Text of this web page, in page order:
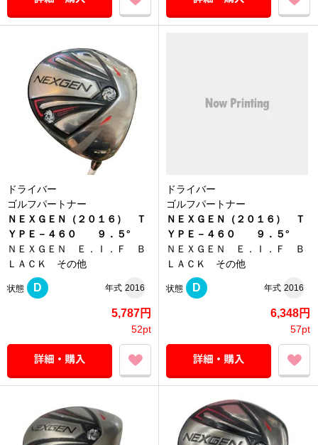
ドライバー
ゴルフパートナー
ＮＥＸＧＥＮ（２０１６） Ｔ
ＹＰＥ－４６０ ９．５°
ＮＥＸＧＥＮ Ｅ．Ｉ．Ｆ Ｂ
ＬＡＣＫ その他
状態 D 年式 2016
5,787円
52pt
ドライバー
ゴルフパートナー
ＮＥＸＧＥＮ（２０１６） Ｔ
ＹＰＥ－４６０ ９．５°
ＮＥＸＧＥＮ Ｅ．Ｉ．Ｆ Ｂ
ＬＡＣＫ その他
状態 D 年式 2016
6,348円
57pt